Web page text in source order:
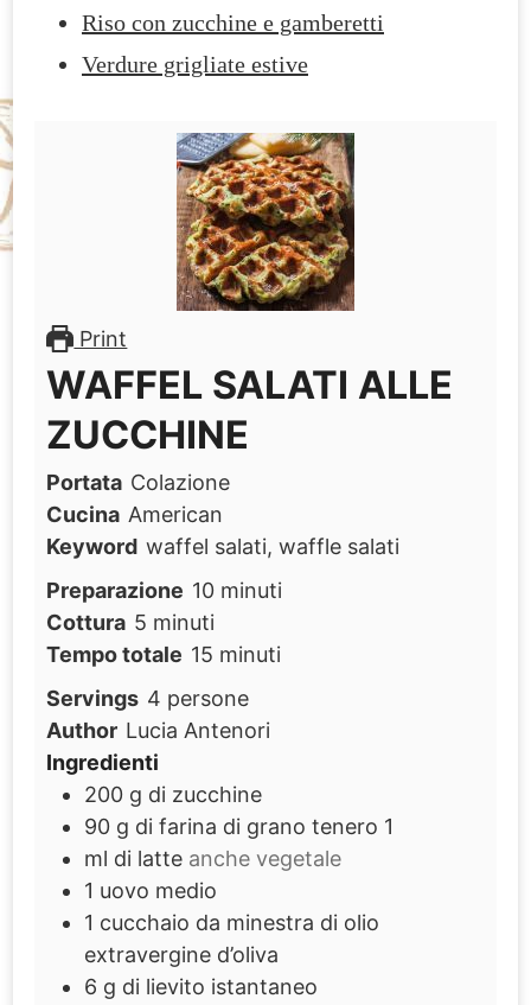
Riso con zucchine e gamberetti
Verdure grigliate estive
Print
WAFFEL SALATI ALLE
ZUCCHINE
Portata Colazione
Cucina American
Keyword waffel salati, waffle salati
Preparazione 10minuti
minuti
Cottura 5 minuti
minuti
Tempo totale 15 minuti
minuti
Servings 4 persone
Author Lucia Antenori
Ingredienti
200 g di zucchine
90 g di farina di grano tenero 1
ml di latte anche vegetale
1 uovo medio
1 cucchaio da minestra di olio
extravergine d’oliva
6 g di lievito istantaneo